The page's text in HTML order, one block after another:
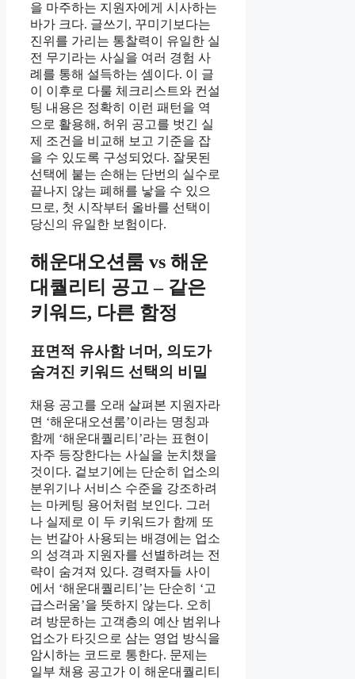
을 마주하는 지원자에게 시사하는
바가 크다. 글쓰기, 꾸미기보다는
진위를 가리는 통찰력이 유일한 실
전 무기라는 사실을 여러 경험 사
례를 통해 설득하는 셈이다. 이 글
이 이후로 다룰 체크리스트와 컨설
팅 내용은 정확히 이런 패턴을 역
으로 활용해, 허위 공고를 벗긴 실
제 조건을 비교해 보고 기준을 잡
을 수 있도록 구성되었다. 잘못된
선택에 붙는 손해는 단번의 실수로
끝나지 않는 폐해를 낳을 수 있으
므로, 첫 시작부터 올바를 선택이
당신의 유일한 보험이다.
해운대오션룸 vs 해운
대퀄리티 공고 – 같은
키워드, 다른 함정
표면적 유사함 너머, 의도가
숨겨진 키워드 선택의 비밀
채용 공고를 오래 살펴본 지원자라
면 ‘해운대오션룸’이라는 명칭과
함께 ‘해운대퀄리티’라는 표현이
자주 등장한다는 사실을 눈치챘을
것이다. 겉보기에는 단순히 업소의
분위기나 서비스 수준을 강조하려
는 마케팅 용어처럼 보인다. 그러
나 실제로 이 두 키워드가 함께 또
는 번갈아 사용되는 배경에는 업소
의 성격과 지원자를 선별하려는 전
략이 숨겨져 있다. 경력자들 사이
에서 ‘해운대퀄리티’는 단순히 ‘고
급스러움’을 뜻하지 않는다. 오히
려 방문하는 고객층의 예산 범위나
업소가 타깃으로 삼는 영업 방식을
암시하는 코드로 통한다. 문제는
일부 채용 공고가 이 해운대퀄리티